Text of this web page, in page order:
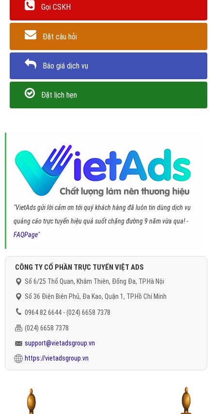
Gọi CSKH
Đặt câu hỏi
Báo giá dịch vụ
Đặt lịch hẹn
"VietAds gửi lời cảm ơn tới quý khách hàng đã luôn tin dùng dịch vụ
quảng cáo trực tuyến hiệu quả suốt chặng đường 9 năm vừa qua! -
FAQPage"
CÔNG TY CỔ PHẦN TRỰC TUYẾN VIỆT ADS
Số 6/25 Thổ Quan, Khâm Thiên, Đống Đa, TP.Hà Nội
Số 36 Điện Biên Phủ, Đa Kao, Quận 1, TP.Hồ Chí Minh
0964 82 6644 - (024) 6658 7378
(024) 6658 7378
support@vietadsgroup.vn
https://vietadsgroup.vn